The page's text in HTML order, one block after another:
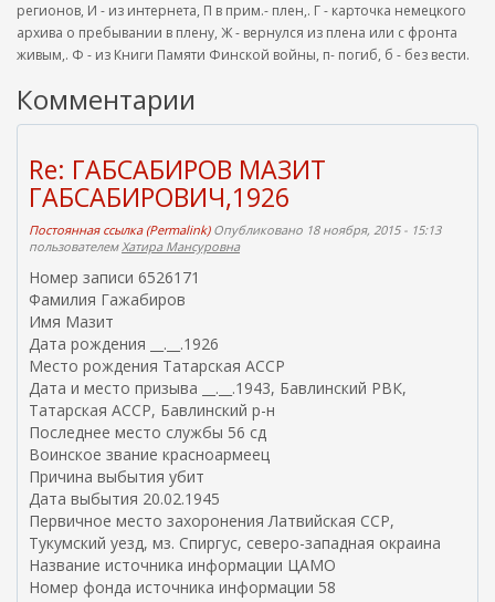
регионов, И - из интернета, П в прим.- плен,. Г - карточка немецкого
архива о пребывании в плену, Ж - вернулся из плена или с фронта
живым,. Ф - из Книги Памяти Финской войны, п- погиб, б - без вести.
Комментарии
Re: ГАБСАБИРОВ МАЗИТ
ГАБСАБИРОВИЧ,1926
Постоянная ссылка (Permalink)Опубликовано 18 ноября, 2015 - 15:13
пользователемХатира Мансуровна
Номер записи 6526171
Фамилия Гажабиров
Имя Мазит
Дата рождения __.__.1926
Место рождения Татарская АССР
Дата и место призыва __.__.1943, Бавлинский РВК,
Татарская АССР, Бавлинский р-н
Последнее место службы 56 сд
Воинское звание красноармеец
Причина выбытия убит
Дата выбытия 20.02.1945
Первичное место захоронения Латвийская ССР,
Тукумский уезд, мз. Спиргус, северо-западная окраина
Название источника информации ЦАМО
Номер фонда источника информации 58